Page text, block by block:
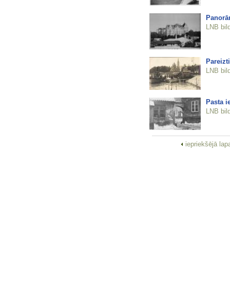
LNB
LNB
Pasta
LNB
iepriekšējā